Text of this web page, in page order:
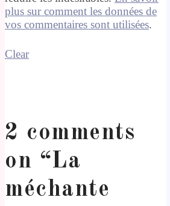
plus sur comment les données de
vos commentaires sont utilisées.
Clear
2 comments
on “La
méchante